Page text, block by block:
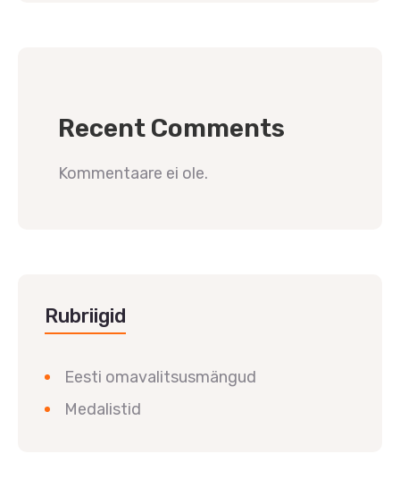
Recent Comments
Kommentaare ei ole.
Rubriigid
Eesti omavalitsusmängud
Medalistid